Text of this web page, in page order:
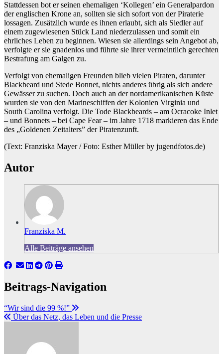
Stattdessen bot er seinen ehemaligen ‘Kollegen’ ein Generalpardon
der englischen Krone an, sollten sie sich sofort von der Piraterie
lossagen. Zusätzlich wurde es ihnen erlaubt, sich als Siedler auf
einem zugewiesenen Stück Land niederzulassen und somit ein
ehrliches Leben zu beginnen. Wiesen sie allerdings sein Angebot ab,
verfolgte er sie gnadenlos und führte sie ihrer vermeintlich gerechten
Bestrafung am Galgen zu.
Verfolgt von ehemaligen Freunden blieb vielen Piraten, darunter
Blackbeard und Stede Bonnet, nichts anderes übrig als sich andere
Gewässer zu suchen. Doch auch an der nordamerikanischen Küste
wurden sie von den Marineschiffen der Kolonien Virginia und
South Carolina verfolgt. Die Tode Blackbeards – am Ocracoke Inlet
– und Bonnets – bei Cape Fear – im Jahre 1718 markieren das Ende
des „Goldenen Zeitalters” der Piratenzunft.
(Text: Franziska Mayer / Foto: Esther Müller by jugendfotos.de)
Autor
Franziska M.
Alle Beiträge ansehen
Beitrags-Navigation
“Wir sind die 99 %!”
Über das Netz, das Leben und die Presse